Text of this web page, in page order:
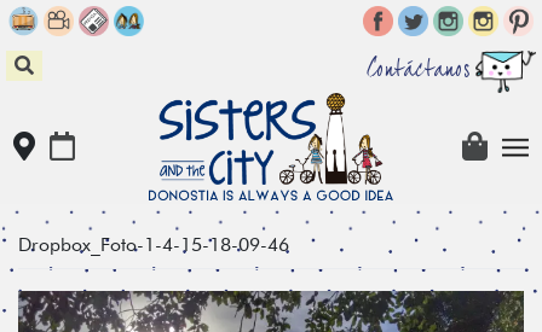
Skip
to
content
Contáctanos
Dropbox_Foto-1-4-15-18-09-46